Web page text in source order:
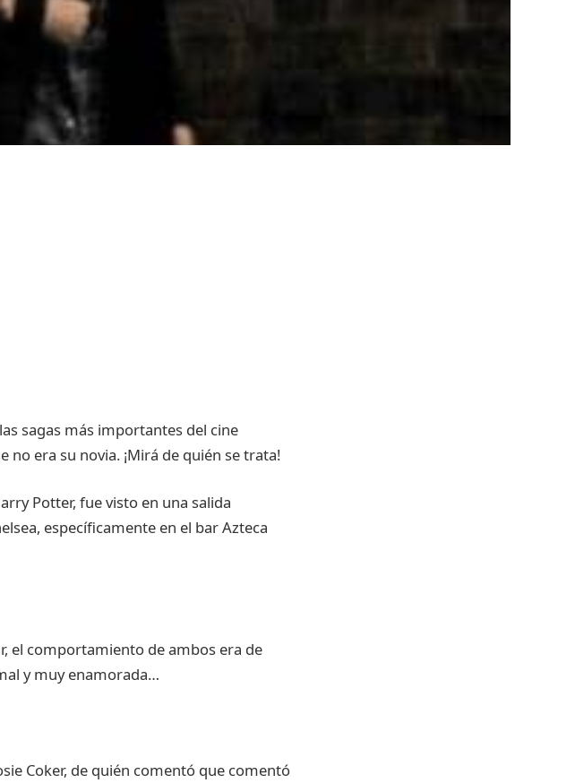
sagas más importantes del cine
era su novia. ¡Mirá de quién se trata!
Potter, fue visto en una salida
específicamente en el bar Azteca
el comportamiento de ambos era de
y muy enamorada…
Coker, de quién comentó que comentó